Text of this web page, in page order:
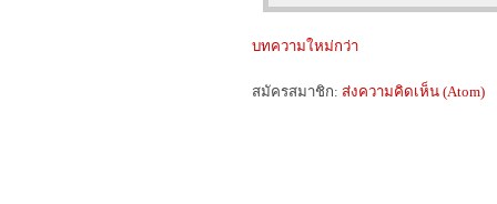
บทความใหม่กว่า
สมัครสมาชิก: ส่งความคิดเห็น (Atom)